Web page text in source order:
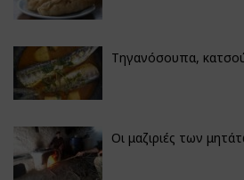
Τηγανόσουπα,
Οι μαζιριές των